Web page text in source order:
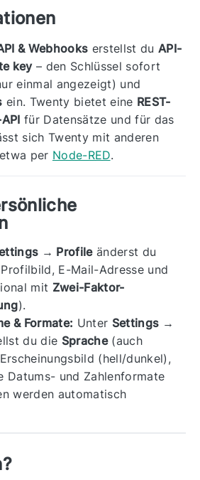
& Webhooks erstellst du API-
key– den Schlüssel sofort
einmal angezeigt) und
ein. Twenty bietet eine REST-
für Datensätze und für das
sich Twenty mit anderen
per Node-RED.
→ Profileänderst du
E-Mail-Adresse und
mit Zwei-Faktor-
).
& Formate: Unter Settings →
du die Sprache(auch
(hell/dunkel),
Datums- und Zahlenformate
werden automatisch